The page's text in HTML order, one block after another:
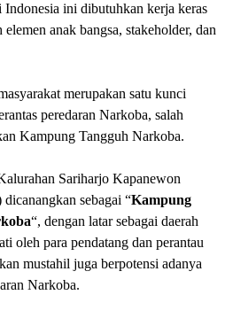
ini dibutuhkan kerja keras
anak bangsa, stakeholder, dan
merupakan satu kunci
peredaran Narkoba, salah
Kampung Tangguh Narkoba.
Sariharjo Kapanewon
sebagai “Kampung
“, dengan latar sebagai daerah
oleh para pendatang dan perantau
mustahil juga berpotensi adanya
Narkoba.